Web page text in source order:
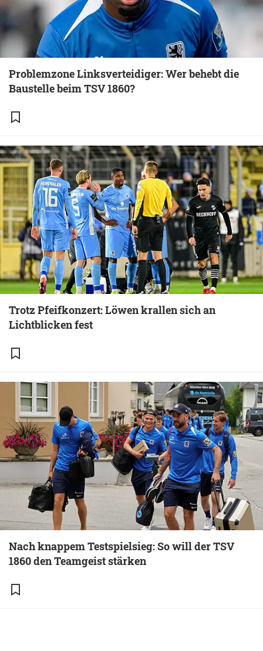
Problemzone Linksverteidiger: Wer behebt die
Baustelle beim TSV 1860?
Trotz Pfeifkonzert: Löwen krallen sich an
Lichtblicken fest
Nach knappem Testspielsieg: So will der TSV
1860 den Teamgeist stärken